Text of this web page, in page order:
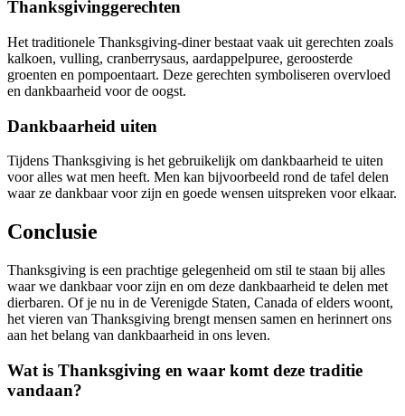
Thanksgivinggerechten
Het traditionele Thanksgiving-diner bestaat vaak uit gerechten zoals
kalkoen, vulling, cranberrysaus, aardappelpuree, geroosterde
groenten en pompoentaart. Deze gerechten symboliseren overvloed
en dankbaarheid voor de oogst.
Dankbaarheid uiten
Tijdens Thanksgiving is het gebruikelijk om dankbaarheid te uiten
voor alles wat men heeft. Men kan bijvoorbeeld rond de tafel delen
waar ze dankbaar voor zijn en goede wensen uitspreken voor elkaar.
Conclusie
Thanksgiving is een prachtige gelegenheid om stil te staan bij alles
waar we dankbaar voor zijn en om deze dankbaarheid te delen met
dierbaren. Of je nu in de Verenigde Staten, Canada of elders woont,
het vieren van Thanksgiving brengt mensen samen en herinnert ons
aan het belang van dankbaarheid in ons leven.
Wat is Thanksgiving en waar komt deze traditie
vandaan?